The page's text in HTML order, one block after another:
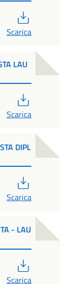
Scarica
LAU
Scarica
DIPL
Scarica
- LAU
Scarica